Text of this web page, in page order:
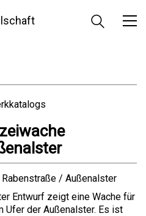
/ Außenalster
Entwurf zeigt eine Wache für
der Außenalster. Es ist